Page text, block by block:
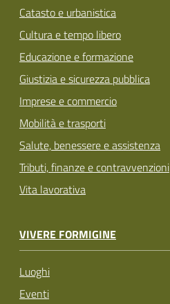
Catasto e urbanistica
Cultura e tempo libero
Educazione e formazione
Giustizia e sicurezza pubblica
Imprese e commercio
Mobilità e trasporti
Salute, benessere e assistenza
Tributi, finanze e contravvenzioni
Vita lavorativa
VIVERE FORMIGINE
Luoghi
Eventi